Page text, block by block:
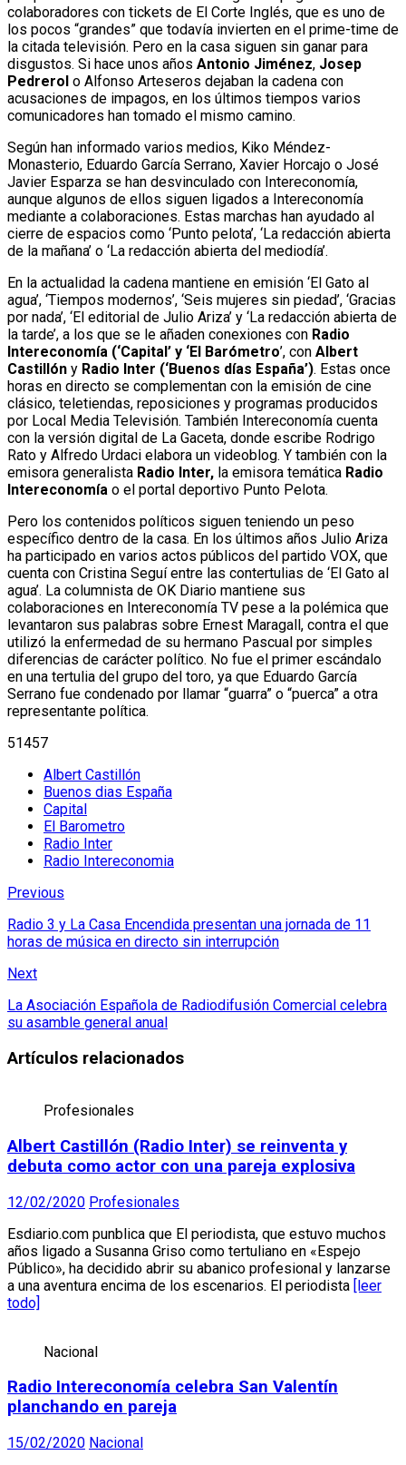
colaboradores con tickets de El Corte Inglés, que es uno de
los pocos “grandes” que todavía invierten en el prime-time de
la citada televisión. Pero en la casa siguen sin ganar para
disgustos. Si hace unos años Antonio Jiménez, Josep
Pedrerol o Alfonso Arteseros dejaban la cadena con
acusaciones de impagos, en los últimos tiempos varios
comunicadores han tomado el mismo camino.
Según han informado varios medios, Kiko Méndez-
Monasterio, Eduardo García Serrano, Xavier Horcajo o José
Javier Esparza se han desvinculado con Intereconomía,
aunque algunos de ellos siguen ligados a Intereconomía
mediante a colaboraciones. Estas marchas han ayudado al
cierre de espacios como ‘Punto pelota’, ‘La redacción abierta
de la mañana’ o ‘La redacción abierta del mediodía’.
En la actualidad la cadena mantiene en emisión ‘El Gato al
agua’, ‘Tiempos modernos’, ‘Seis mujeres sin piedad’, ‘Gracias
por nada’, ‘El editorial de Julio Ariza’ y ‘La redacción abierta de
la tarde’, a los que se le añaden conexiones con Radio
Intereconomía (‘Capital’ y ‘El Barómetro’, con Albert
Castillón y Radio Inter (‘Buenos días España’). Estas once
horas en directo se complementan con la emisión de cine
clásico, teletiendas, reposiciones y programas producidos
por Local Media Televisión. También Intereconomía cuenta
con la versión digital de La Gaceta, donde escribe Rodrigo
Rato y Alfredo Urdaci elabora un videoblog. Y también con la
emisora generalista Radio Inter, la emisora temática Radio
Intereconomía o el portal deportivo Punto Pelota.
Pero los contenidos políticos siguen teniendo un peso
específico dentro de la casa. En los últimos años Julio Ariza
ha participado en varios actos públicos del partido VOX, que
cuenta con Cristina Seguí entre las contertulias de ‘El Gato al
agua’. La columnista de OK Diario mantiene sus
colaboraciones en Intereconomía TV pese a la polémica que
levantaron sus palabras sobre Ernest Maragall, contra el que
utilizó la enfermedad de su hermano Pascual por simples
diferencias de carácter político. No fue el primer escándalo
en una tertulia del grupo del toro, ya que Eduardo García
Serrano fue condenado por llamar “guarra” o “puerca” a otra
representante política.
51457
Albert Castillón
Buenos dias España
Capital
El Barometro
Radio Inter
Radio Intereconomia
Previous
Radio 3 y La Casa Encendida presentan una jornada de 11
horas de música en directo sin interrupción
Next
La Asociación Española de Radiodifusión Comercial celebra
su asamble general anual
Artículos relacionados
Profesionales
Albert Castillón (Radio Inter) se reinventa y
debuta como actor con una pareja explosiva
12/02/2020 Profesionales
Esdiario.com punblica que El periodista, que estuvo muchos
años ligado a Susanna Griso como tertuliano en «Espejo
Público», ha decidido abrir su abanico profesional y lanzarse
a una aventura encima de los escenarios. El periodista [leer
todo]
Nacional
Radio Intereconomía celebra San Valentín
planchando en pareja
15/02/2020 Nacional